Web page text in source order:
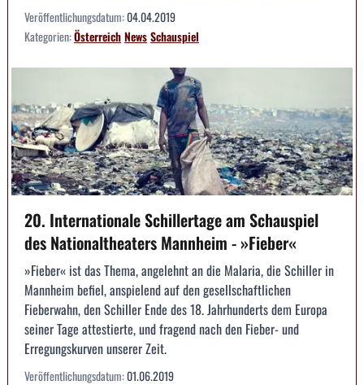
Veröffentlichungsdatum:04.04.2019
Kategorien:ÖsterreichNewsSchauspiel
20. Internationale Schillertage am Schauspiel
des Nationaltheaters Mannheim - »Fieber«
»Fieber« ist das Thema, angelehnt an die Malaria, die Schiller in
Mannheim befiel, anspielend auf den gesellschaftlichen
Fieberwahn, den Schiller Ende des 18. Jahrhunderts dem Europa
seiner Tage attestierte, und fragend nach den Fieber- und
Erregungskurven unserer Zeit.
Veröffentlichungsdatum:01.06.2019